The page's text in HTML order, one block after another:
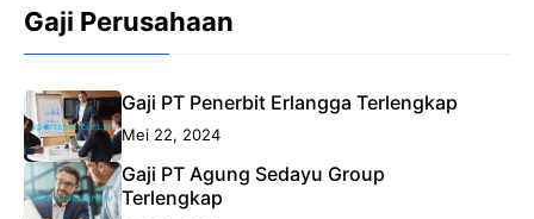
Gaji Perusahaan
Gaji PT Penerbit Erlangga Terlengkap
Mei 22, 2024
Gaji PT Agung Sedayu Group
Terlengkap